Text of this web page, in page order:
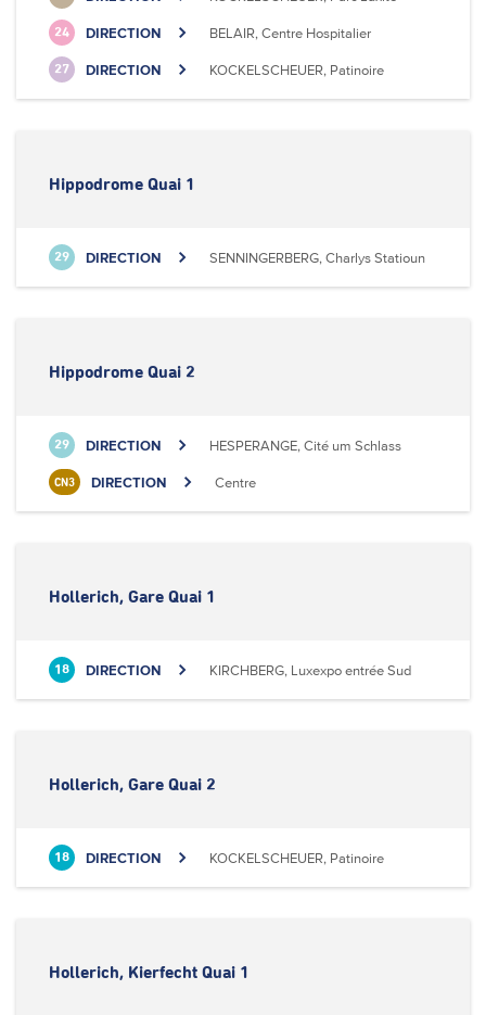
24 DIRECTION BELAIR, Centre Hospitalier
27 DIRECTION KOCKELSCHEUER, Patinoire
Hippodrome Quai 1
29 DIRECTION SENNINGERBERG, Charlys Statioun
Hippodrome Quai 2
29 DIRECTION HESPERANGE, Cité um Schlass
CN3 DIRECTION Centre
Hollerich, Gare Quai 1
18 DIRECTION KIRCHBERG, Luxexpo entrée Sud
Hollerich, Gare Quai 2
18 DIRECTION KOCKELSCHEUER, Patinoire
Hollerich, Kierfecht Quai 1